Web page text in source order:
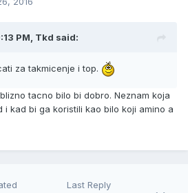
PM, Tkd said:
za takmicenje i top.
tacno bilo bi dobro. Neznam koja
i kad bi ga koristili kao bilo koji amino a
Last Reply